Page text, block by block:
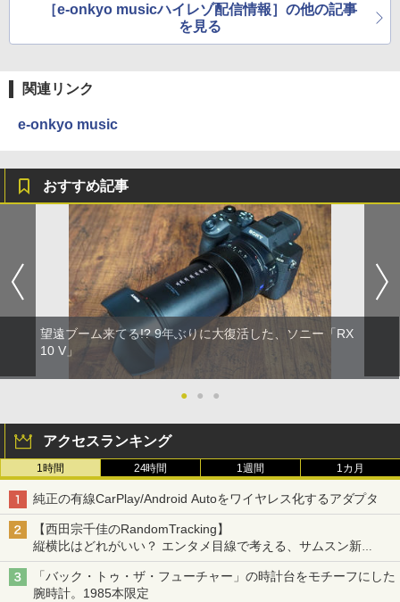
［e-onkyo musicハイレゾ配信情報］の他の記事
を見る
関連リンク
e-onkyo music
おすすめ記事
望遠ブーム来てる!? 9年ぶりに大復活した、ソニー「RX
10 V」
● ● ●
アクセスランキング
1時間 24時間 1週間 1カ月
純正の有線CarPlay/Android Autoをワイヤレス化するアダプタ
【西田宗千佳のRandomTracking】
縦横比はどれがいい？ エンタメ目線で考える、サムスン新
「Galaxy Z Fold」
「バック・トゥ・ザ・フューチャー」の時計台をモチーフにした
腕時計。1985本限定